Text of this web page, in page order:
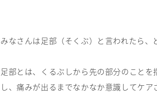
みなさんは足部（そくぶ）と言われたら、
足部とは、くるぶしから先の部分のこと
し、痛みが出るまでなかなか意識してケア